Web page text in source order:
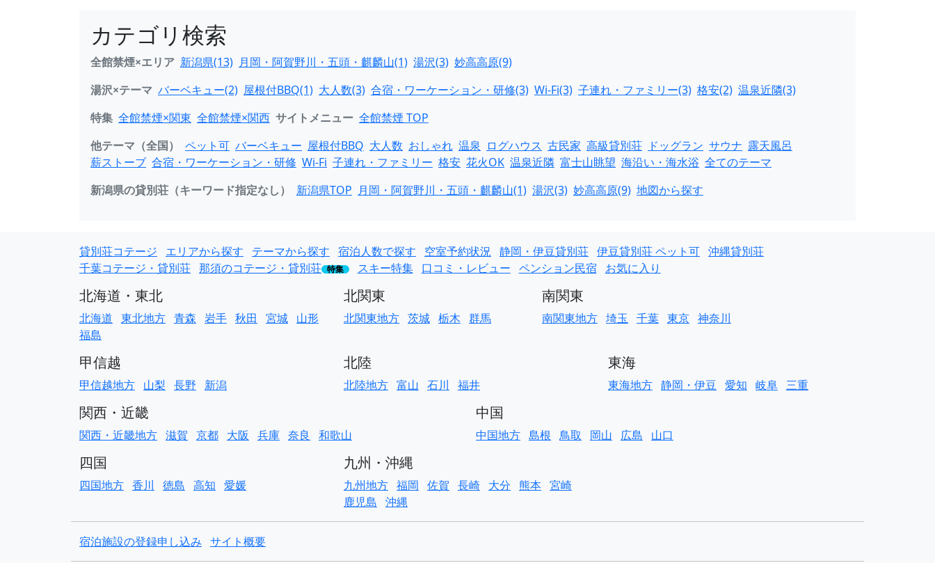
カテゴリ検索
全館禁煙×エリア 新潟県(13) 月岡・阿賀野川・五頭・麒麟山(1) 湯沢(3) 妙高高原(9)
湯沢×テーマ バーベキュー(2) 屋根付BBQ(1) 大人数(3) 合宿・ワーケーション・研修(3) Wi-Fi(3) 子連れ・ファミリー(3) 格安(2) 温泉近隣(3)
特集 全館禁煙×関東 全館禁煙×関西 サイトメニュー 全館禁煙 TOP
他テーマ（全国）
ペット可 バーベキュー 屋根付BBQ 大人数 おしゃれ 温泉 ログハウス 古民家 高級貸別荘 ドッグラン サウナ 露天風呂
薪ストーブ 合宿・ワーケーション・研修 Wi-Fi 子連れ・ファミリー 格安 花火OK 温泉近隣 富士山眺望 海沿い・海水浴 全てのテーマ
新潟県の貸別荘（キーワード指定なし）
新潟県TOP 月岡・阿賀野川・五頭・麒麟山(1) 湯沢(3) 妙高高原(9) 地図から探す
貸別荘コテージ エリアから探す テーマから探す 宿泊人数で探す 空室予約状況 静岡・伊豆貸別荘 伊豆貸別荘 ペット可 沖縄貸別荘
千葉コテージ・貸別荘 那須のコテージ・貸別荘 特集 スキー特集 口コミ・レビュー ペンション民宿 お気に入り
北海道・東北
北海道 東北地方 青森 岩手 秋田 宮城 山形
福島
北関東
北関東地方 茨城 栃木 群馬
南関東
南関東地方 埼玉 千葉 東京 神奈川
甲信越
甲信越地方 山梨 長野 新潟
北陸
北陸地方 富山 石川 福井
東海
東海地方 静岡・伊豆 愛知 岐阜 三重
関西・近畿
関西・近畿地方 滋賀 京都 大阪 兵庫 奈良 和歌山
中国
中国地方 島根 鳥取 岡山 広島 山口
四国
四国地方 香川 徳島 高知 愛媛
九州・沖縄
九州地方 福岡 佐賀 長崎 大分 熊本 宮崎
鹿児島 沖縄
宿泊施設の登録申し込み サイト概要